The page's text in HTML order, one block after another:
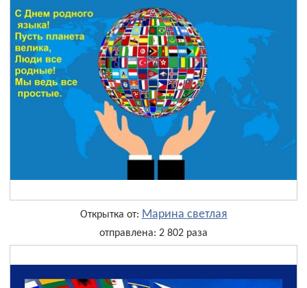
Открытка от: Марина светлая
отправлена: 2 802 раза